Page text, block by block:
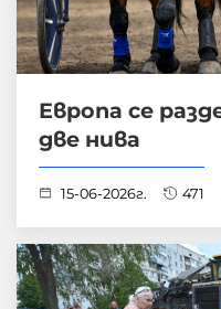
Европа се
две нива
15-06-2026г. 471